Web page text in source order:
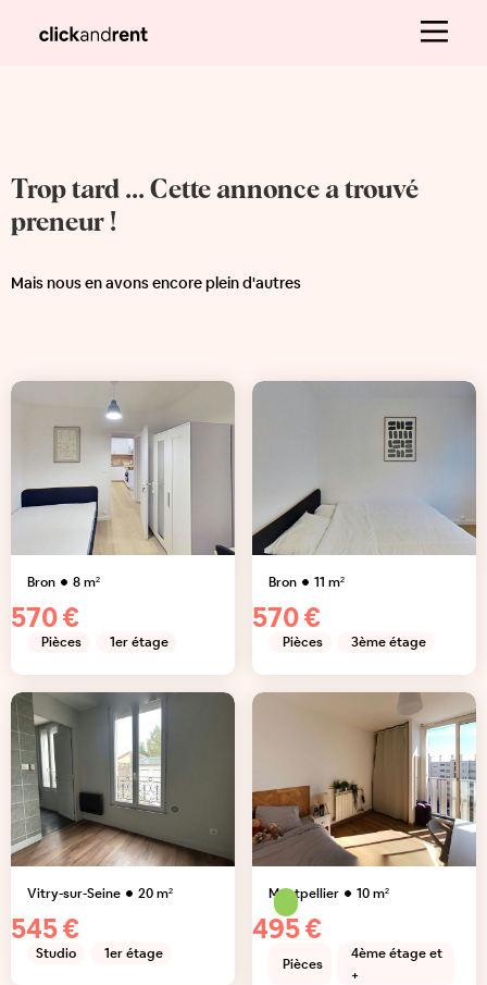
Trop tard ... Cette annonce a trouvé
preneur !
Mais nous en avons encore plein d'autres
Bron 8m²
570 €
Pièces 1er étage
Bron 11 m²
570 €
Pièces 3ème étage
Vitry-sur-Seine 20m²
545 €
Studio 1er étage
Montpellier 10m²
495 €
Pièces
4ème étage et
+